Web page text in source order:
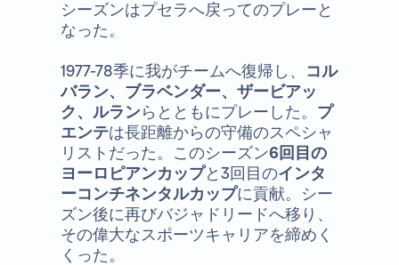
シーズンはプセラへ戻ってのプレーと
なった。
1977-78季に我がチームへ復帰し、 コル
バラン、ブラベンダー、ザービアッ
ク、ルランらとともにプレーした。 プ
エンテは長距離からの守備のスペシャ
リストだった。このシーズン6回目の
ヨーロピアンカップと3回目のインタ
ーコンチネンタルカップに貢献。シー
ズン後に再びバジャドリードへ移り、
その偉大なスポーツキャリアを締めく
くった。